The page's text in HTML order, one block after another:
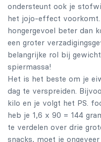
ondersteunt ook je
het jojo-effect
hongergevoel beter dan
een groter
belangrijke rol bij
spiermassa!
Het is het beste om je
dag te verspreiden.
kilo en je volgt het PS.
heb je 1,6 x 90 = 144
te verdelen over drie
snacks, moet je